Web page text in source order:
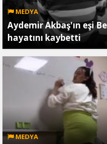
MEDYA
Aydemir Akbaş'ın eşi
hayatını kaybetti
MEDYA